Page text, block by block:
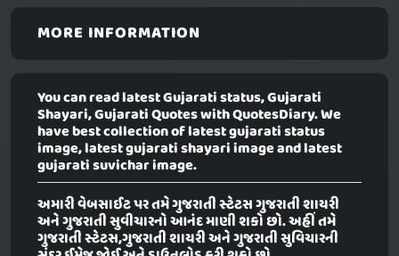
MORE INFORMATION
You can read latest Gujarati status, Gujarati
Shayari, Gujarati Quotes with QuotesDiary. We
have best collection of latest gujarati status
image, latest gujarati shayari image and latest
gujarati suvichar image.
અમારી વેબસાઈટ પર તમે ગુજરાતી સ્ટેટસ ગુજરાતી શાયરી
અને ગુજરાતી સુવીચારનો આનંદ માણી શકો છો. અહીં તમે
ગુજરાતી સ્ટેટસ,ગુજરાતી શાયરી અને ગુજરાતી સુવિચારની